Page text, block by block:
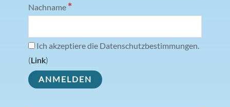
Nachname *
Ich akzeptiere die Datenschutzbestimmungen.
(Link)